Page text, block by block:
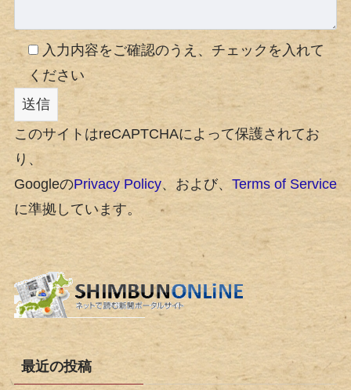
入力内容をご確認のうえ、チェックを入れて
ください
このサイトはreCAPTCHAによって保護されてお
り、
GoogleのPrivacy Policy、および、 Terms of Service
に準拠しています。
最近の投稿